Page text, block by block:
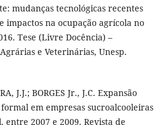
mudanças tecnológicas recentes
impactos na ocupação agrícola no
Tese (Livre Docência) –
e Veterinárias, Unesp.
J.J.; BORGES Jr., J.C. Expansão
em empresas sucroalcooleiras
entre 2007 e 2009. Revista de